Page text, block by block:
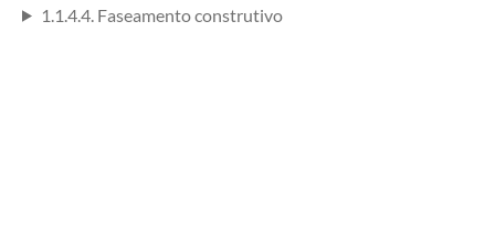
1.1.4.4. Faseamento construtivo